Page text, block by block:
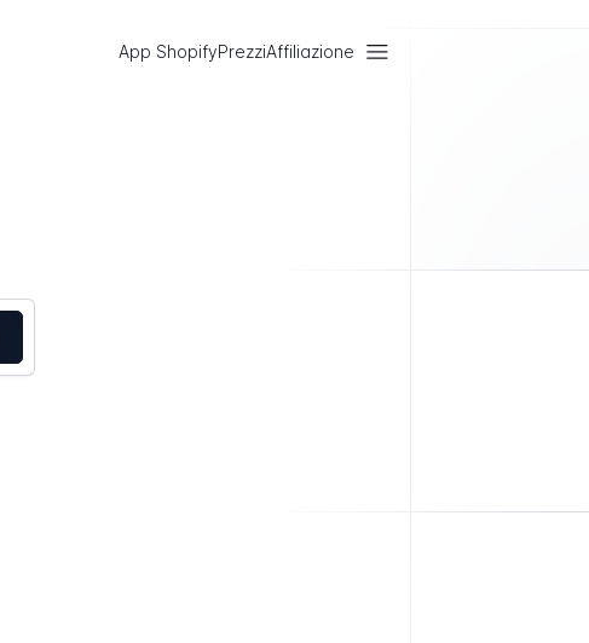
App ShopifyPrezziAffiliazione